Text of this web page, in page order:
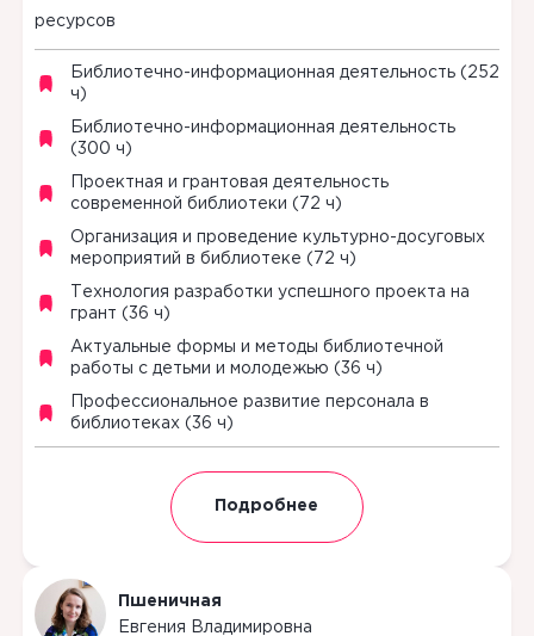
ресурсов
Библиотечно-информационная деятельность (252
ч)
Библиотечно-информационная деятельность
(300 ч)
Проектная и грантовая деятельность
современной библиотеки (72 ч)
Организация и проведение культурно-досуговых
мероприятий в библиотеке (72 ч)
Технология разработки успешного проекта на
грант (36 ч)
Актуальные формы и методы библиотечной
работы с детьми и молодежью (36 ч)
Профессиональное развитие персонала в
библиотеках (36 ч)
Подробнее
Пшеничная
Евгения
Владимировна